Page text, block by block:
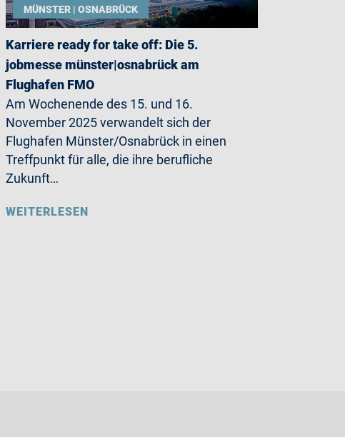
MÜNSTER | OSNABRÜCK
Karriere ready for take off: Die 5.
jobmesse münster|osnabrück am
Flughafen FMO
Am Wochenende des 15. und 16.
November 2025 verwandelt sich der
Flughafen Münster/Osnabrück in einen
Treffpunkt für alle, die ihre berufliche
Zukunft…
WEITERLESEN